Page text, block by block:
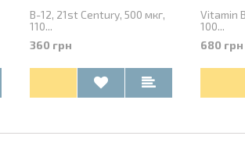
B-12, 21st Century, 500 мкг,
110...
360 грн
Vitamin
100...
680 грн